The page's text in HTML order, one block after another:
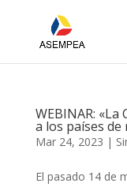
WEBINAR:
a los países
Mar 24, 2023 |
El pasado 14 de